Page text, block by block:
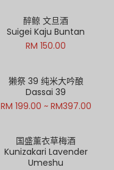
醉鲸 文旦酒
Suigei Kaju Buntan
RM 150.00
獭祭 39 纯米大吟酿
Dassai 39
RM 199.00 ~ RM397.00
Out of Stock
国盛薰衣草梅酒
Kunizakari Lavender
Umeshu